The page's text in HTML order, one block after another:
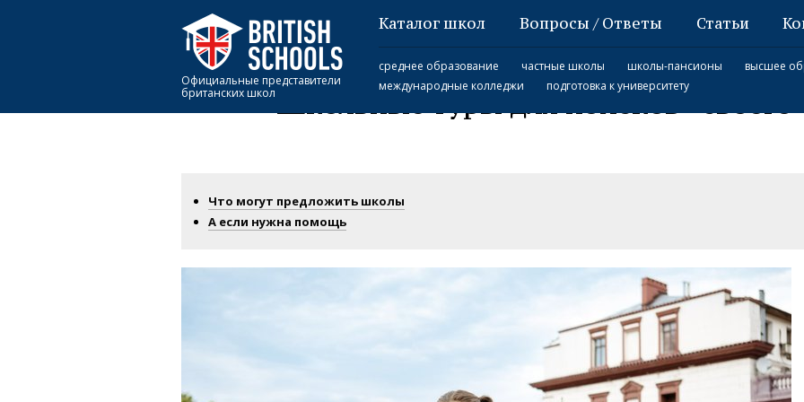
Официальные представители
британских школ
Каталог школ Вопросы / Ответы Статьи
среднее образование частные школы школы-пансионы
высшее
международные колледжи
подготовка к университету
Главная ​Школьные туры для поисков “своего” кампуса
​Школьные туры для поисков
Что могут предложить школы
А если нужна помощь